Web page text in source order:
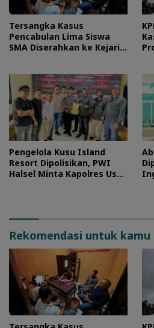
Tersangka Kasus
Pencabulan Lima Siswa
SMA Diserahkan ke Kejari
Pengelola Kusu Island
Resort Dipolisikan, PWI
Halsel Minta Kapolres Usut
Rekomendasi untuk kamu